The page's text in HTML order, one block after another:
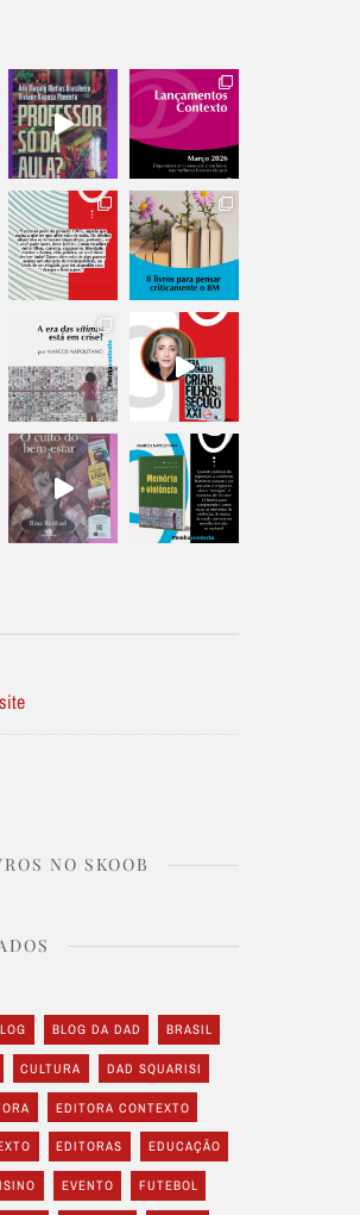
NO SKOOB
BLOG DA DAD BRASIL
CULTURA DAD SQUARISI
EDITORA CONTEXTO
EDITORAS EDUCAÇÃO
EVENTO FUTEBOL